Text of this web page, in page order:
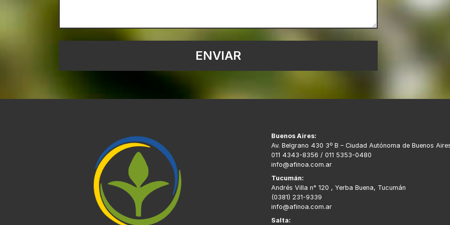
Buenos Aires:
Av. Belgrano 430 3º B – Ciudad Autónoma de Buenos
011 4343-8356 / 011 5353-0480
info@afinoa.com.ar
Tucumán:
Andrés Villa n° 120 , Yerba Buena, Tucumán
(0381) 231-9339
info@afinoa.com.ar
Salta: